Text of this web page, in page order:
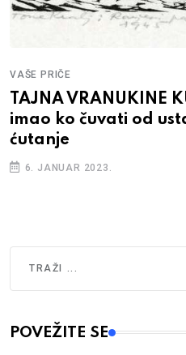
VAŠE PRIČE
TAJNA VRANUKINE
imao ko čuvati od
ćutanje
6. JANUAR 2023.
Type 2 or more characters for
POVEŽITE SE